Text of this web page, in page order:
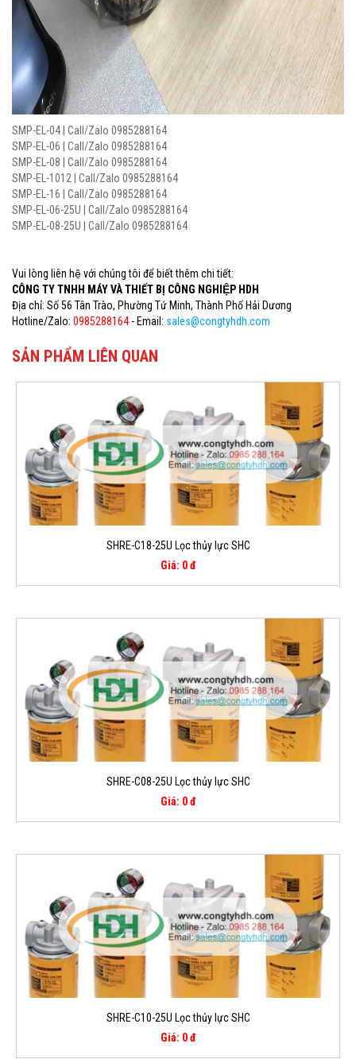
SMP-EL-04 | Call/Zalo 0985288164
SMP-EL-06 | Call/Zalo 0985288164
SMP-EL-08 | Call/Zalo 0985288164
SMP-EL-1012 | Call/Zalo 0985288164
SMP-EL-16 | Call/Zalo 0985288164
SMP-EL-06-25U | Call/Zalo 0985288164
SMP-EL-08-25U | Call/Zalo 0985288164
Vui lòng liên hệ với chúng tôi để biết thêm chi tiết:
CÔNG TY TNHH MÁY VÀ THIẾT BỊ CÔNG NGHIỆP HDH
Địa chỉ: Số 56 Tân Trào, Phường Tứ Minh, Thành Phố Hải Dương
Hotline/Zalo: 0985288164- Email: sales@congtyhdh.com
SẢN PHẨM LIÊN QUAN
SHRE-C18-25U Lọc thủy lực SHC
Giá: 0 đ
SHRE-C08-25U Lọc thủy lực SHC
Giá: 0 đ
SHRE-C10-25U Lọc thủy lực SHC
Giá: 0 đ